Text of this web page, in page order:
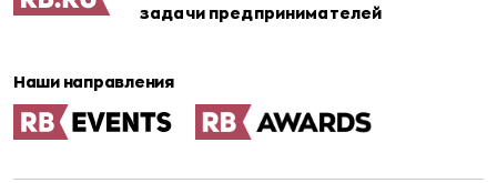
задачи предпринимателей
Наши направления